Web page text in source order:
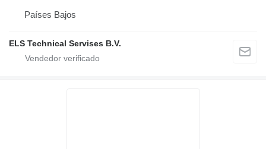
Países Bajos
ELS Technical Servises B.V.